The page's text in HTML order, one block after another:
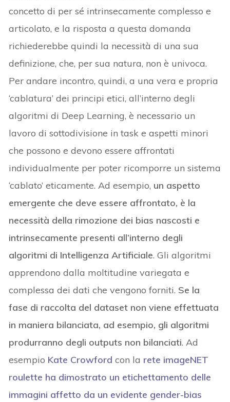
concetto di per sé intrinsecamente complesso e
articolato, e la risposta a questa domanda
richiederebbe quindi la necessità di una sua
definizione, che, per sua natura, non è univoca.
Per andare incontro, quindi, a una vera e propria
‘cablatura’ dei principi etici, all’interno degli
algoritmi di Deep Learning, è necessario un
lavoro di sottodivisione in task e aspetti minori
che possono e devono essere affrontati
individualmente per poter ricomporre un sistema
‘cablato’ eticamente. Ad esempio, un aspetto
emergente che deve essere affrontato, è la
necessità della rimozione dei bias nascosti e
intrinsecamente presenti all’interno degli
algoritmi di Intelligenza Artificiale. Gli algoritmi
apprendono dalla moltitudine variegata e
complessa dei dati che vengono forniti. Se la
fase di raccolta del dataset non viene effettuata
in maniera bilanciata, ad esempio, gli algoritmi
produrranno degli outputs non bilanciati. Ad
esempio Kate Crowford con la rete imageNET
roulette ha dimostrato un etichettamento delle
immagini affetto da un evidente gender-bias